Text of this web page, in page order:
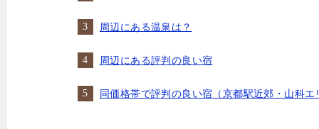
周辺にある温泉は？
周辺にある評判の良い宿
同価格帯で評判の良い宿（京都駅近郊・山科エ